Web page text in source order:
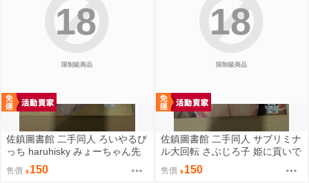
限制級商品
18
佐鎮圖書館 二手同人 ろいやるび
っち haruhisky みょーちゃん先
生かくパコりき 3 小美老師如是
說
售價 150
限制級商品
18
佐鎮圖書館 二手同人 サブリミナ
ル大回転 さぶじろ子 姫に貢いで
搾られたい! Fate FGO
售價 150